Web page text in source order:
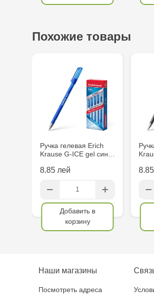
Похожие товары
Ручка гелевая Erich
Krause G-ICE gel син…
8.85 лей
Добавить в
корзину
Наши магазины
Посмотреть адреса